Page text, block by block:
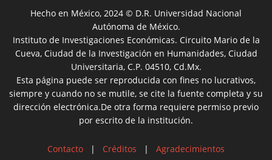
Hecho en México, 2024 © D.R. Universidad Nacional
Autónoma de México.
Instituto de Investigaciones Económicas. Circuito Mario de la
Cueva, Ciudad de la Investigación en Humanidades, Ciudad
Universitaria, C.P. 04510, Cd.Mx.
Esta página puede ser reproducida con fines no lucrativos,
siempre y cuando no se mutile, se cite la fuente completa y su
dirección electrónica.De otra forma requiere permiso previo
por escrito de la institución.
Contacto | Créditos | Agradecimientos